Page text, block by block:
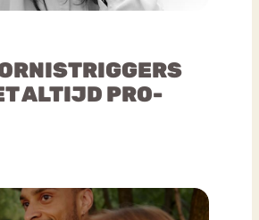
ALTIJD PRO-